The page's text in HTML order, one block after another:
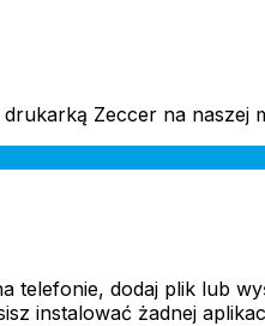
Zeccer na naszej
telefonie, dodaj plik lub
instalować żadnej